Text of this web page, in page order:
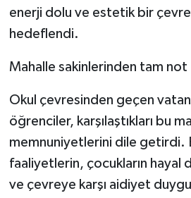
enerji dolu ve estetik bir çevre
hedeflendi.
Mahalle sakinlerinden tam not
Okul çevresinden geçen
öğrenciler, karşılaştıkları bu
memnuniyetlerini dile getirdi.
faaliyetlerin, çocukların hayal
ve çevreye karşı aidiyet